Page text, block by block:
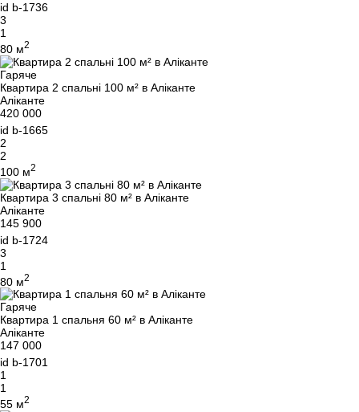
id b-1736
3
1
80 м2
Гаряче
Квартира 2 спальні 100 м² в Аліканте
Аліканте
420 000
id b-1665
2
2
100 м2
Квартира 3 спальні 80 м² в Аліканте
Аліканте
145 900
id b-1724
3
1
80 м2
Гаряче
Квартира 1 спальня 60 м² в Аліканте
Аліканте
147 000
id b-1701
1
1
55 м2